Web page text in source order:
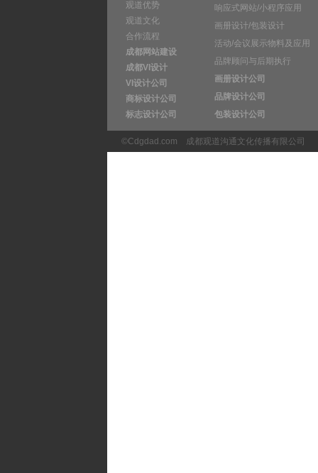
观道优势
观道文化
合作流程
成都网站建设
成都VI设计
VI设计公司
商标设计公司
标志设计公司
响应式网站/小程序应用
画册设计/包装设计
活动/会议展示物料及应用
品牌顾问与后期执行
画册设计公司
品牌设计公司
包装设计公司
©Cdgdad.com 成都观道沟通文化传播有限公司